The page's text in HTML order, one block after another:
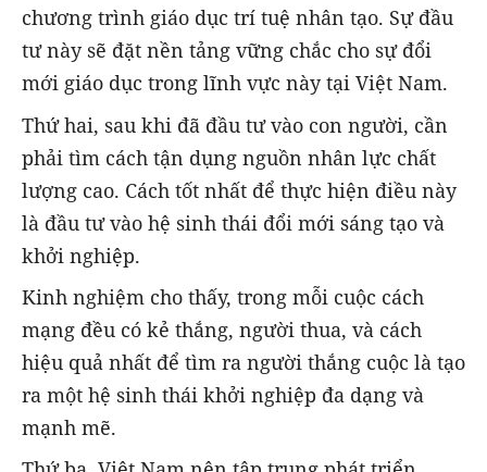
chương trình giáo dục trí tuệ nhân tạo. Sự đầu
tư này sẽ đặt nền tảng vững chắc cho sự đổi
mới giáo dục trong lĩnh vực này tại Việt Nam.
Thứ hai, sau khi đã đầu tư vào con người, cần
phải tìm cách tận dụng nguồn nhân lực chất
lượng cao. Cách tốt nhất để thực hiện điều này
là đầu tư vào hệ sinh thái đổi mới sáng tạo và
khởi nghiệp.
Kinh nghiệm cho thấy, trong mỗi cuộc cách
mạng đều có kẻ thắng, người thua, và cách
hiệu quả nhất để tìm ra người thắng cuộc là tạo
ra một hệ sinh thái khởi nghiệp đa dạng và
mạnh mẽ.